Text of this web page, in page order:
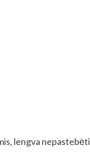
lengva nepastebėti